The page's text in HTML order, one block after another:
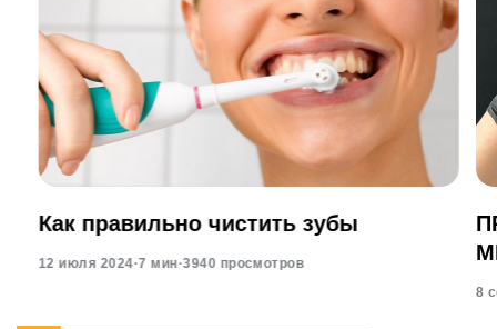
Как правильно чистить зубы
12 июля 2024·7 мин·3940 просмотров
8